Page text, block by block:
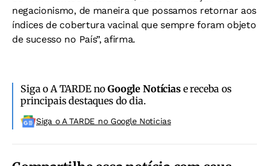
negacionismo, de maneira que possamos retornar aos
índices de cobertura vacinal que sempre foram objeto
de sucesso no País”, afirma.
Siga o A TARDE noGoogle Notíciase receba os
principais destaques do dia.
Siga o A TARDE no Google Noticias